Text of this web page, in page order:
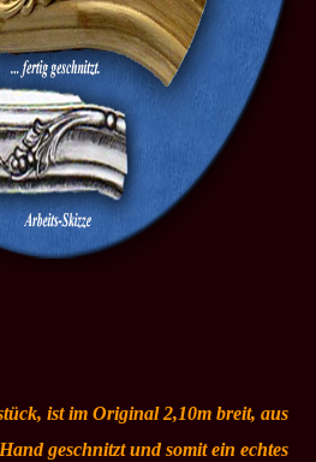
ist im Original 2,10m breit, aus
geschnitzt und somit ein echtes